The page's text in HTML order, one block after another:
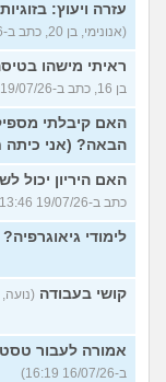
עזרה ויעוץ:
(אנונימי, בן 20, כתב ב-19/07/26 15:44)
ראיתי מישהו
בן 16, כתב ב-19/07/26 15:40)
האם קיבלתי
הבאה? (אני כיתה
האם היריון יכול
כתב ב-19/07/26 13:46)
לימודי גיאוגרפיה?
קושי בעבודה (נועה, בת 25, כתבה ב-
אמורה לעבור
ב-16/07/26 16:19)